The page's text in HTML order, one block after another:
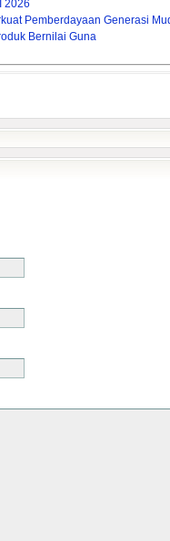
2026
Pemberdayaan Generasi
Bernilai Guna